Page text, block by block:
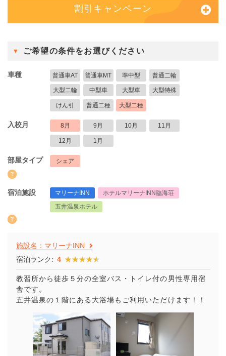
割引キャンペーン
ご希望の条件をお選びください
車種 普通車AT 普通車MT 準中型 普通二輪
大型二輪 中型車 大型車 大型特殊
けん引 普通二種 大型二種
入校月 8月 9月 10月 11月
12月 1月
部屋タイプ シェア
宿泊施設 マリーナINN
ホテルマリーナINN臨海荘
五井温泉ホテル
施設名：マリーナINN
宿泊ランク: 4 ★★★★★
★★★★★
教習所から徒歩５分の全室バス・トイレ付の男性専用宿
舎です。
五井温泉の１階にある大浴場もご利用いただけます！！